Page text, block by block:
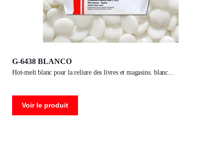
G-6438 BLANCO
hot-melt blanc pour la reliure des livres et magasins. blanc
Voir le produit